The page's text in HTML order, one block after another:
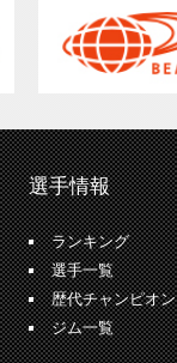
選手情報
ランキング
選手一覧
歴代チャンピオン
ジム一覧